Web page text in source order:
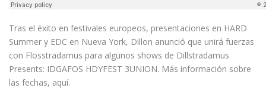
Tras el éxito en festivales europeos, presentaciones en HARD
Summer y EDC en Nueva York, Dillon anunció que unirá fuerzas
con Flosstradamus para algunos shows de Dillstradamus
Presents: IDGAFOS HDYFEST 3UNION. Más información sobre
las fechas, aquí.